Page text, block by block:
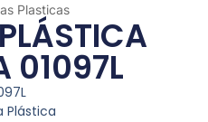
Plasticas
01097L
Plástica